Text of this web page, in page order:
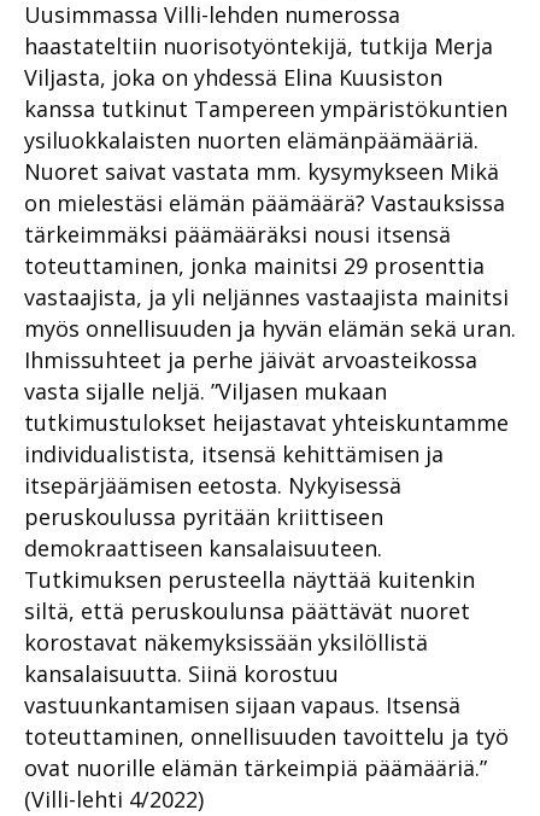
Uusimmassa Villi-lehden numerossa
haastateltiin nuorisotyöntekijä, tutkija Merja
Viljasta, joka on yhdessä Elina Kuusiston
kanssa tutkinut Tampereen ympäristökuntien
ysiluokkalaisten nuorten elämänpäämääriä.
Nuoret saivat vastata mm. kysymykseen Mikä
on mielestäsi elämän päämäärä? Vastauksissa
tärkeimmäksi päämääräksi nousi itsensä
toteuttaminen, jonka mainitsi 29 prosenttia
vastaajista, ja yli neljännes vastaajista mainitsi
myös onnellisuuden ja hyvän elämän sekä uran.
Ihmissuhteet ja perhe jäivät arvoasteikossa
vasta sijalle neljä. ”Viljasen mukaan
tutkimustulokset heijastavat yhteiskuntamme
individualistista, itsensä kehittämisen ja
itsepärjäämisen eetosta. Nykyisessä
peruskoulussa pyritään kriittiseen
demokraattiseen kansalaisuuteen.
Tutkimuksen perusteella näyttää kuitenkin
siltä, että peruskoulunsa päättävät nuoret
korostavat näkemyksissään yksilöllistä
kansalaisuutta. Siinä korostuu
vastuunkantamisen sijaan vapaus. Itsensä
toteuttaminen, onnellisuuden tavoittelu ja työ
ovat nuorille elämän tärkeimpiä päämääriä.”
(Villi-lehti 4/2022)